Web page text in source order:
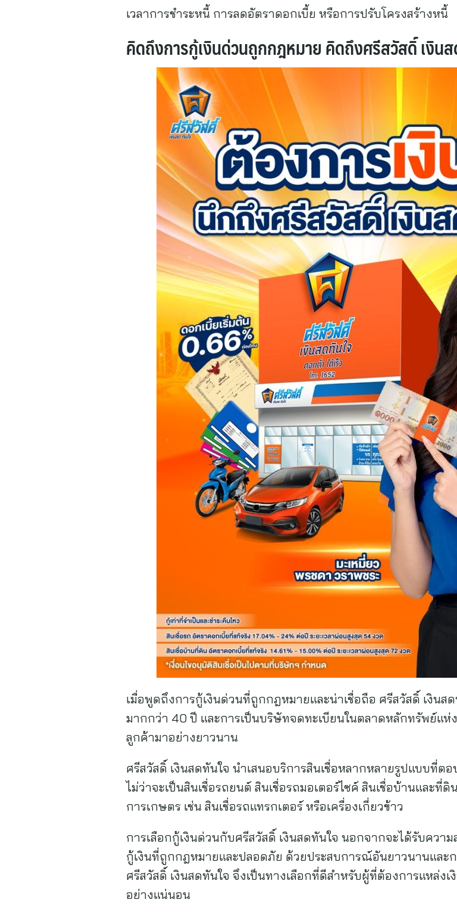
เวลาการชำระหนี้ การลดอัตราดอกเบี้ย หรือการปรับโครงสร้างหนี้
คิดถึงการกู้เงินด่วนถูกกฎหมาย คิดถึงศรีสวัสดิ์ เงิน
เมื่อพูดถึงการกู้เงินด่วนที่ถูกกฎหมายและน่าเชื่อถือ ศรีสวัสดิ์ เงินส
มากกว่า 40 ปี และการเป็นบริษัทจดทะเบียนในตลาดหลักทรัพย์แห่
ลูกค้ามาอย่างยาวนาน
ศรีสวัสดิ์ เงินสดทันใจ นำเสนอบริการสินเชื่อหลากหลายรูปแบบที่
ไม่ว่าจะเป็นสินเชื่อรถยนต์ สินเชื่อรถมอเตอร์ไซค์ สินเชื่อบ้านและที่ดิ
การเกษตร เช่น สินเชื่อรถแทรกเตอร์ หรือเครื่องเกี่ยวข้าว
การเลือกกู้เงินด่วนกับศรีสวัสดิ์ เงินสดทันใจ นอกจากจะได้รับความ
กู้เงินที่ถูกกฎหมายและปลอดภัย ด้วยประสบการณ์อันยาวนานและ
ศรีสวัสดิ์ เงินสดทันใจ จึงเป็นทางเลือกที่ดีสำหรับผู้ที่ต้องการแหล่ง
อย่างแน่นอน